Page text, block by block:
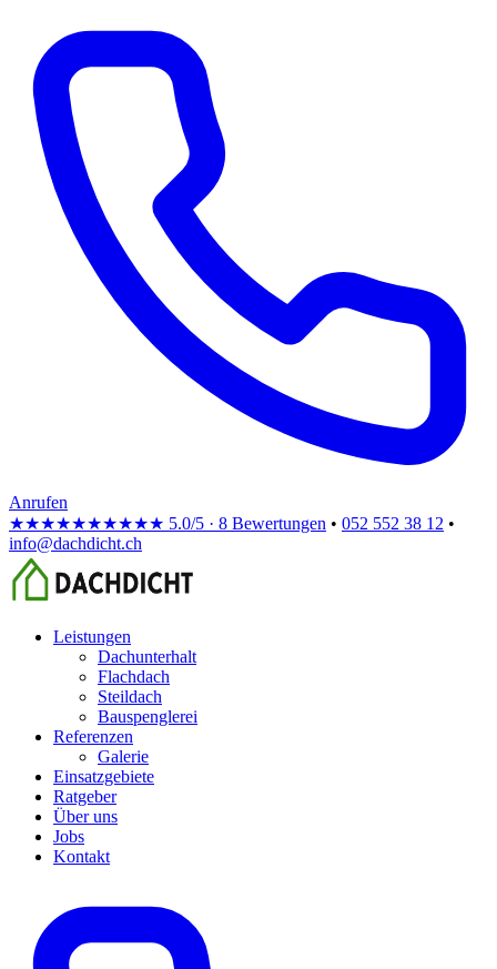
Anrufen
★★★★★★★★★★ 5.0/5 · 8 Bewertungen • 052 552 38 12 •
info@dachdicht.ch
Leistungen
Dachunterhalt
Flachdach
Steildach
Bauspenglerei
Referenzen
Galerie
Einsatzgebiete
Ratgeber
Über uns
Jobs
Kontakt